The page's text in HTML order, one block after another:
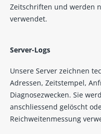
Zeitschriften und werden
verwendet.
Server-Logs
Unsere Server zeichnen
Adressen, Zeitstempel,
Diagnosezwecken. Sie
anschliessend gelöscht
Reichweitenmessung